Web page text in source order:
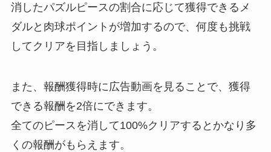
消したパズルピースの割合に応じて獲得できるメ
ダルと肉球ポイントが増加するので、何度も挑戦
してクリアを目指しましょう。
また、報酬獲得時に広告動画を見ることで、獲得
できる報酬を2倍にできます。
全てのピースを消して100%クリアするとかなり多
くの報酬がもらえます。